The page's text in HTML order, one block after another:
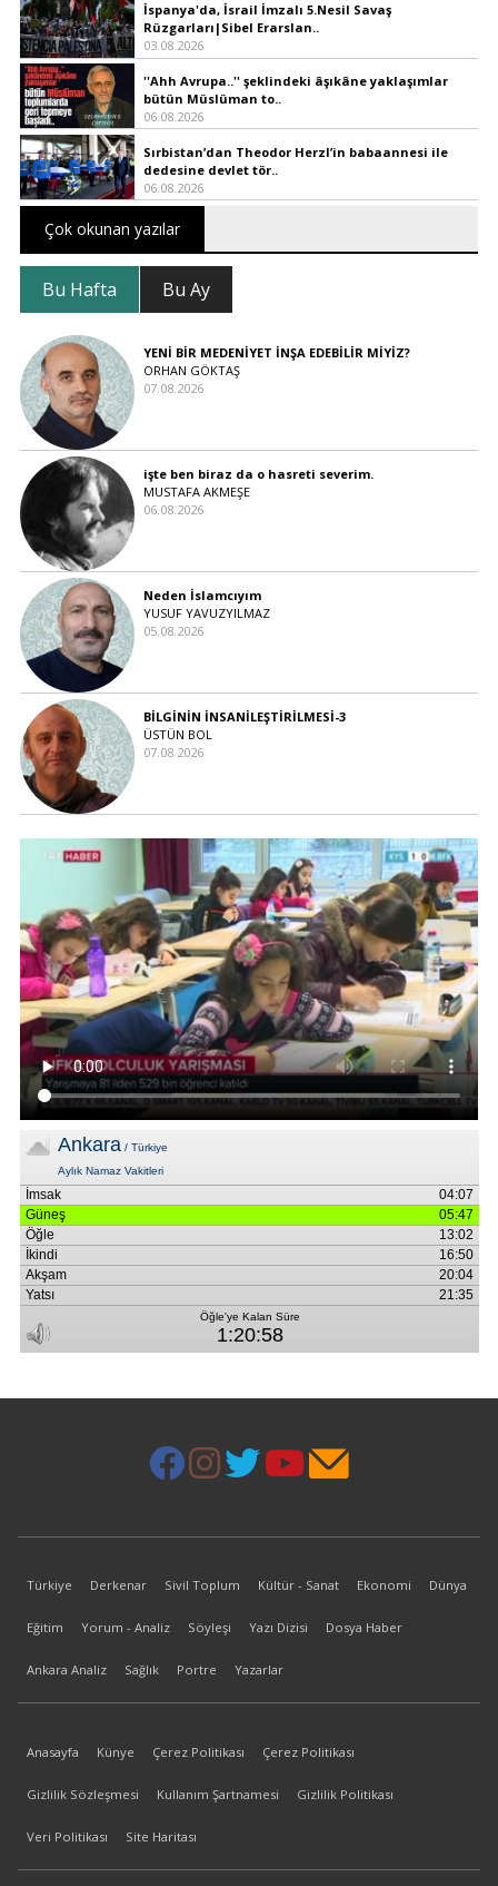
İspanya'da, İsrail İmzalı 5.Nesil Savaş
Rüzgarları|Sibel Erarslan..
03.08.2026
''Ahh Avrupa..'' şeklindeki âşıkâne yaklaşımlar
bütün Müslüman to..
06.08.2026
Sırbistan’dan Theodor Herzl’in babaannesi ile
dedesine devlet tör..
06.08.2026
Çok okunan yazılar
Bu Hafta Bu Ay
YENİ BİR MEDENİYET İNŞA EDEBİLİR MİYİZ?
ORHAN GÖKTAŞ
07.08.2026
işte ben biraz da o hasreti severim.
MUSTAFA AKMEŞE
06.08.2026
Neden İslamcıyım
YUSUF YAVUZYILMAZ
05.08.2026
BİLGİNİN İNSANİLEŞTİRİLMESİ-3
ÜSTÜN BOL
07.08.2026
Türkiye Derkenar Sivil Toplum Kültür - Sanat Ekonomi Dünya
Eğitim Yorum - Analiz Söyleşi Yazı Dizisi Dosya Haber
Ankara Analiz Sağlık Portre Yazarlar
Anasayfa Künye Çerez Politikası Çerez Politikası
Gizlilik Sözleşmesi Kullanım Şartnamesi Gizlilik Politikası
Veri Politikası Site Haritası